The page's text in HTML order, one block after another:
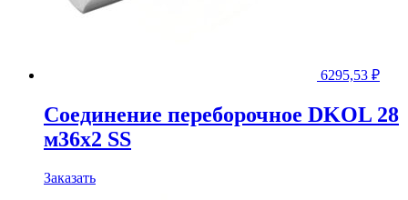
6295,53 ₽
Соединение переборочное DKOL 28
м36х2 SS
Заказать